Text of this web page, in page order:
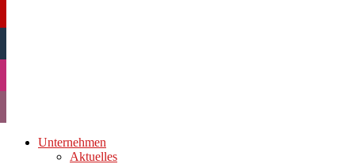
Unternehmen
Aktuelles